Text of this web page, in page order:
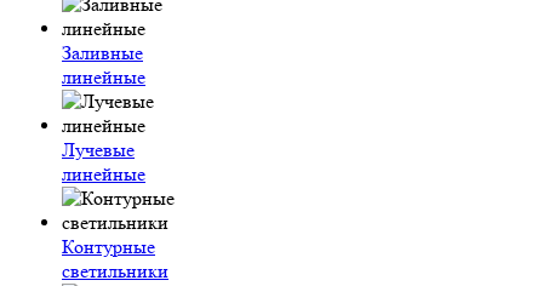
Заливные
линейные
Лучевые
линейные
Контурные
светильники